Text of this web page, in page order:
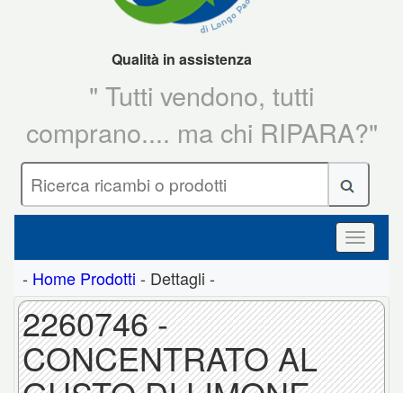
Qualità in assistenza
" Tutti vendono, tutti
comprano.... ma chi RIPARA?"
- Home Prodotti - Dettagli -
2260746 -
CONCENTRATO AL